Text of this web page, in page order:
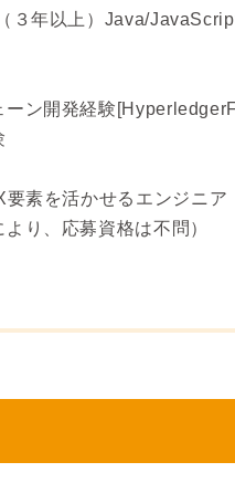
３年以上）Java/
ーン開発経験
素を活かせるエンジニ
り、応募資格は不問）